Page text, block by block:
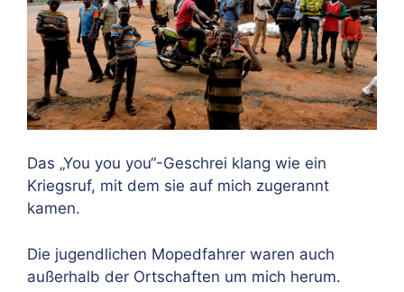
Das „You you you“-Geschrei klang wie ein
Kriegsruf, mit dem sie auf mich zugerannt
kamen.
Die jugendlichen Mopedfahrer waren auch
außerhalb der Ortschaften um mich herum.